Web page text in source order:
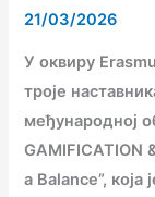
21/03/2026
У оквиру
троје
међународној
GAMIFICATION
a Balance”,